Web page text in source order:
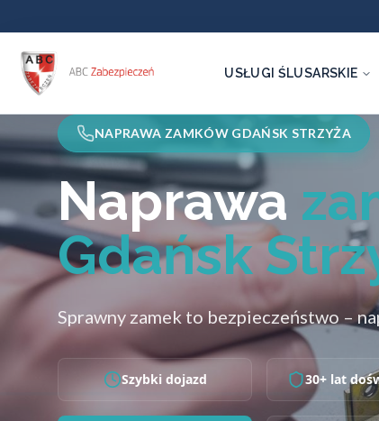
USŁUGI ŚLUSARSKIE
NAPRAWA ZAMKÓW GDAŃSK STRZYŻA
Naprawa
Gdańsk
Sprawny zamek to bezpieczeństwo –
Szybki dojazd 30+ lat